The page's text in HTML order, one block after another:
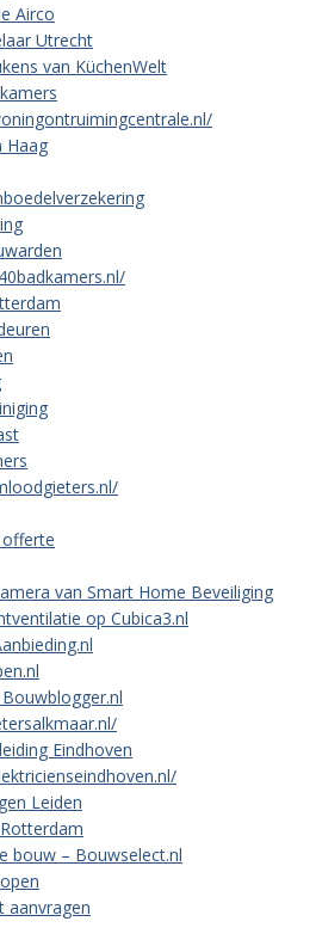
Airco
Utrecht
van KüchenWelt
Haag
van Smart Home Beveiliging
op Cubica3.nl
Eindhoven
Leiden
bouw – Bouwselect.nl
aanvragen